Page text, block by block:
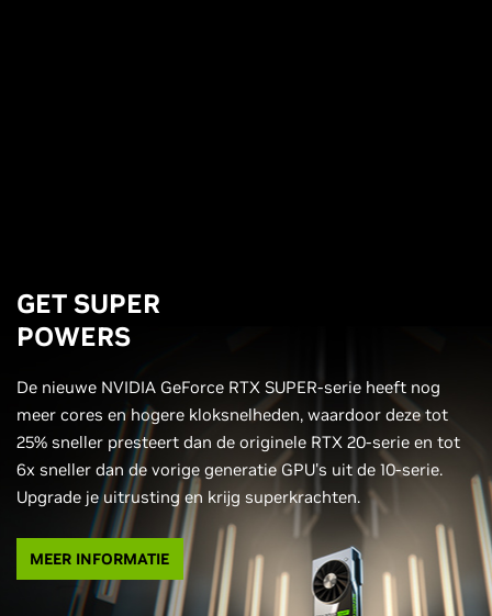
GET SUPER
POWERS
De nieuwe NVIDIA GeForce RTX SUPER-serie heeft nog
meer cores en hogere kloksnelheden, waardoor deze tot
25% sneller presteert dan de originele RTX 20-serie en tot
6x sneller dan de vorige generatie GPU's uit de 10-serie.
Upgrade je uitrusting en krijg superkrachten.
MEER INFORMATIE